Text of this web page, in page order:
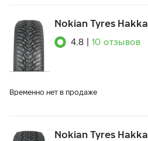
Nokian Tyres
4.8 10 отзывов
Временно нет в продаже
Nokian Tyres